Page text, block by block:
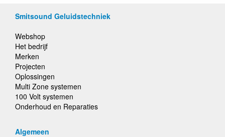
Smitsound Geluidstechniek
Webshop
Het bedrijf
Merken
Projecten
Oplossingen
Multi Zone systemen
100 Volt systemen
Onderhoud en Reparaties
Algemeen